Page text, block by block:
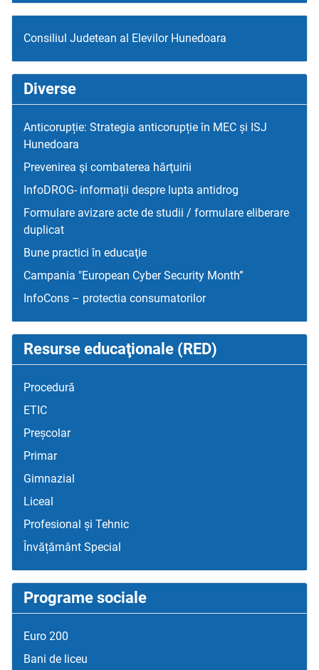
Consiliul Judetean al Elevilor Hunedoara
Diverse
Anticorupție: Strategia anticorupție în MEC și ISJ
Hunedoara
Prevenirea şi combaterea hărţuirii
InfoDROG- informații despre lupta antidrog
Formulare avizare acte de studii / formulare eliberare
duplicat
Bune practici în educaţie
Campania "European Cyber Security Month”
InfoCons – protectia consumatorilor
Resurse educaţionale (RED)
Procedură
ETIC
Preșcolar
Primar
Gimnazial
Liceal
Profesional și Tehnic
Învățământ Special
Programe sociale
Euro 200
Bani de liceu